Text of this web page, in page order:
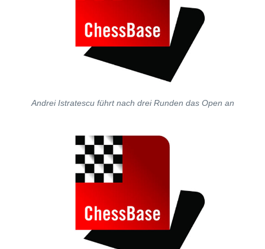
Andrei Istratescu führt nach drei Runden das Open an